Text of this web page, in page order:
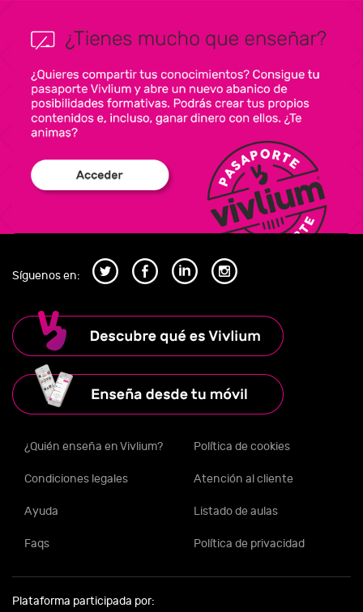
Síguenos en:
¿Quién enseña en Vivlium? Política de cookies
Condiciones legales Atención al cliente
Ayuda Listado de aulas
Faqs Política de privacidad
Plataforma participada por: